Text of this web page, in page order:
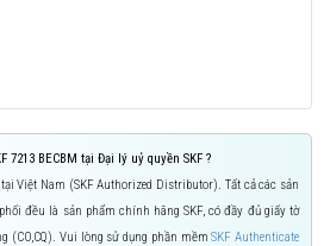
7213 BECBM tại Đại lý uỷ quyền SKF ?
Việt Nam (SKF Authorized Distributor). Tất cả các sản
đều là sản phẩm chính hãng SKF, có đầy đủ giấy tờ
(CO,CQ). Vui lòng sử dụng phần mềmSKF Authenticate